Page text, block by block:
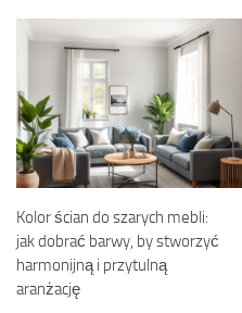
Kolor ścian do szarych mebli:
jak dobrać barwy, by stworzyć
harmonijną i przytulną
aranżację